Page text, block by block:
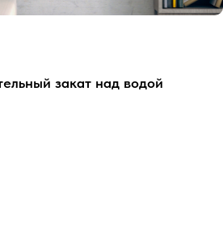
закат над водой